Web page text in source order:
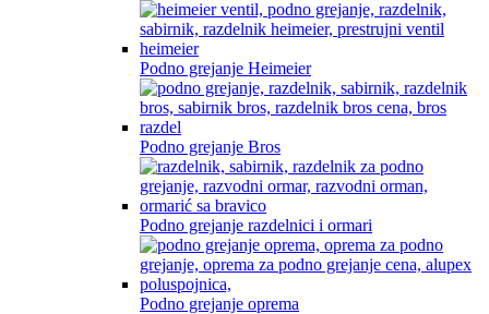
Podno grejanje Heimeier
Podno grejanje Bros
Podno grejanje razdelnici i ormari
Podno grejanje oprema